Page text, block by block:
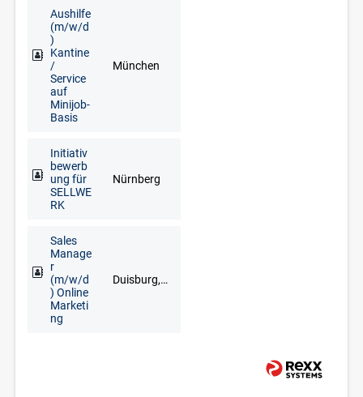
Aushilfe
(m/w/d
)
Kantine
/
Service
auf
Minijob-
Basis
München
Initiativ
bewerb
ung für
SELLWE
RK
Nürnberg
Sales
Manage
r
(m/w/d
) Online
Marketi
ng
Duisburg, Düsseldorf, Erkelenz, Kleve, Krefeld, Langenfeld, Mönchengladbach, Mülheim an der Ruhr, Wesel, Wuppertal